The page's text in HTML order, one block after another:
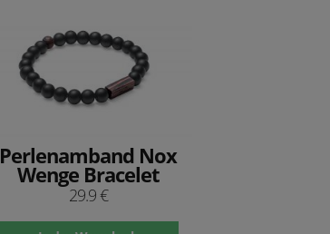
Perlenamband Nox
Wenge Bracelet
29.9 €